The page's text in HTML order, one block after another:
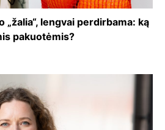
„žalia“, lengvai perdirbama: ką
pakuotėmis?